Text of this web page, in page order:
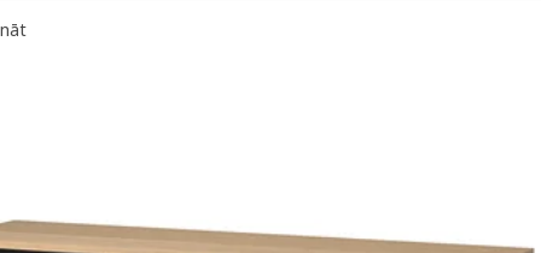
krāsā, 180x42x74 cm